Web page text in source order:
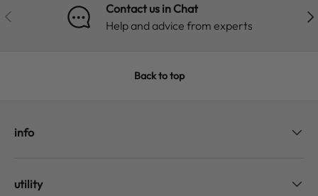
PREVIOUS
Contact us in Chat
Help and advice from experts
Back to top
info
utility